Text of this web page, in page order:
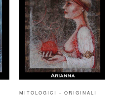
MITOLOGICI - ORIGINALI